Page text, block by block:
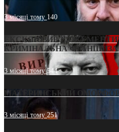
3 місяці тому 140
ЕКСКЛЮЗИВ
КРИМІНАЛЬНА
3 місяці тому544
МАТЕРИНСЬКИЙ ОМОРФОР
3 місяці тому251